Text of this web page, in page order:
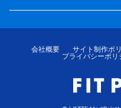
会社概要 サイト制作ポ
プライバシーポリ